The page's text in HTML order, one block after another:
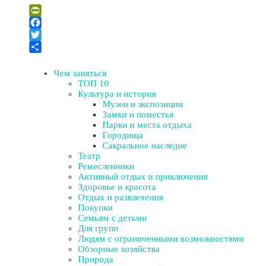
PrintFriendly
Facebook
Twitter
Чем заняться
ТОП 10
Культура и история
Музеи и экспозиции
Замки и поместья
Парки и места отдыха
Городища
Сакральное наследие
Театр
Ремесленники
Активный отдых и приключения
Здоровье и красота
Отдых и развлечения
Покупки
Семьям с детьми
Для групп
Людям с ограниченными возможностями
Обзорные хозяйства
Природа